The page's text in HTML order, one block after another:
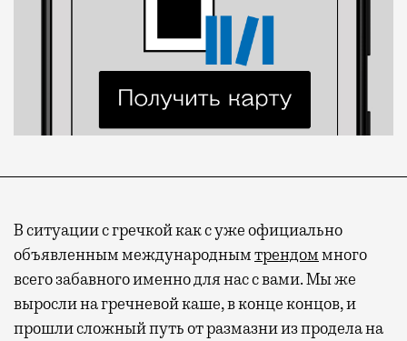
В ситуации с гречкой как с уже официально
объявленным международнымтрендоммного
всего забавного именно для нас с вами. Мы же
выросли на гречневой каше, в конце концов, и
прошли сложный путь от размазни из продела на